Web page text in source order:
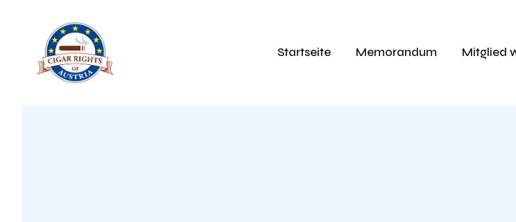
Startseite Memorandum Mitglied